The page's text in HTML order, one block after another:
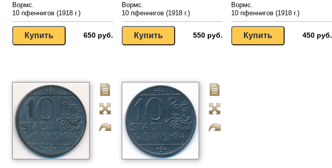
Вормс.
10 пфеннигов (1918 г.)
650 руб.
Вормс.
10 пфеннигов (1918 г.)
550 руб.
Вормс.
10 пфеннигов (1918 г.)
450 руб.